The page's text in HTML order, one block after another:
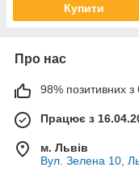
Купити
Про нас
98% позитивних з
Працює з
м. Львів
Вул. Зелена 10,